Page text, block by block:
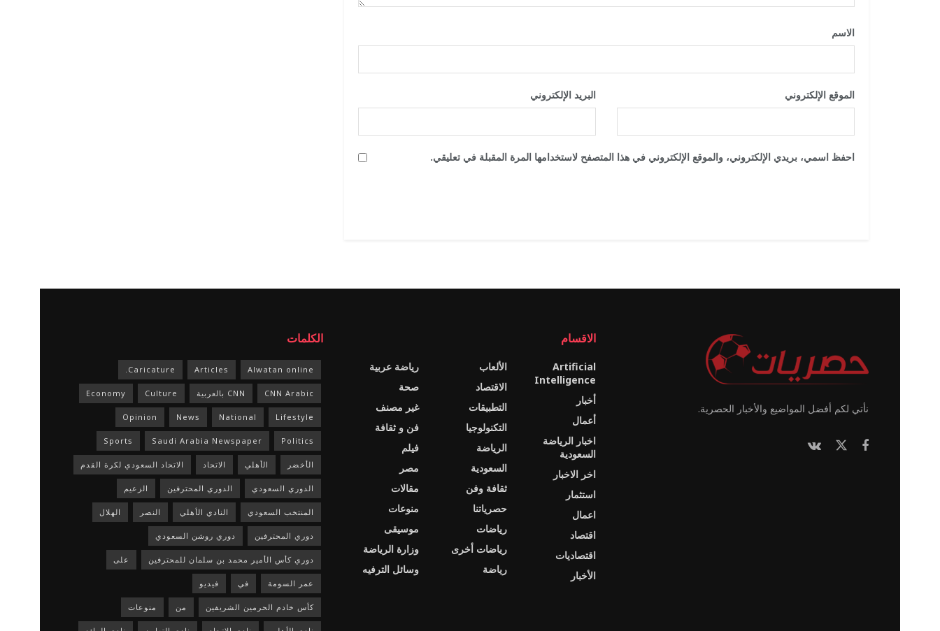
الاسم
البريد الإلكتروني الموقع الإلكتروني
احفظ اسمي، بريدي الإلكتروني، والموقع الإلكتروني في هذا المتصفح لاستخدامها المرة المقبلة في تعليقي.
نأتي لكم أفضل المواضيع والأخبار الحصرية.
الاقسام
Artificial
Intelligence
أخبار
أعمال
اخبار الرياضة
السعودية
اخر الاخبار
استثمار
اعمال
اقتصاد
اقتصاديات
الأخبار
الألعاب
الاقتصاد
التطبيقات
التكنولوجيا
الرياضة
السعودية
ثقافة وفن
حصرياتنا
رياضات
رياضات أخرى
رياضة
رياضة عربية
صحة
غير مصنف
فن و ثقافة
فيلم
مصر
مقالات
منوعات
موسيقى
وزارة الرياضة
وسائل الترفيه
الكلمات
Alwatan online
Articles
Caricature.
CNN Arabic CNN بالعربية Culture
Economy
Lifestyle
National
News
Opinion
Politics
Saudi Arabia Newspaper
Sports
الأخضر الأهلي الاتحاد الاتحاد السعودي لكرة القدم
الدوري السعودي الدوري المحترفين الزعيم
المنتخب السعودي النادي الأهلي النصر الهلال
دوري المحترفين دوري روشن السعودي
دوري كأس الأمير محمد بن سلمان للمحترفين على
عمر السومة في فيديو
كأس خادم الحرمين الشريفين من منوعات